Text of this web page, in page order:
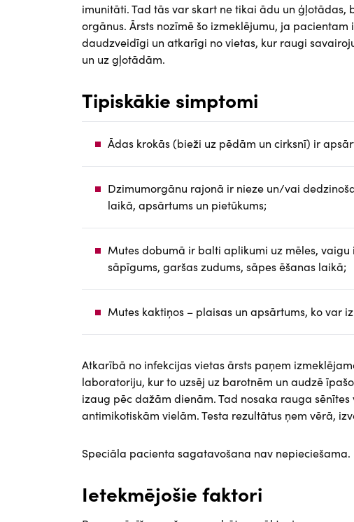
imunitāti. Tad tās var skart ne tikai ādu un ģļotādas,
orgānus. Ārsts nozīmē šo izmeklējumu, ja
daudzveidīgi un atkarīgi no vietas, kur raugi
un uz gļotādām.
Tipiskākie simptomi
Ādas krokās (bieži uz pēdām un cirksnī) ir
Dzimumorgānu rajonā ir nieze un/vai
laikā, apsārtums un pietūkums;
Mutes dobumā ir balti aplikumi uz mēles,
sāpīgums, garšas zudums, sāpes ēšanas laikā;
Mutes kaktiņos – plaisas un apsārtums, ko var
Atkarībā no infekcijas vietas ārsts paņem
laboratoriju, kur to uzsēj uz barotnēm un audzē
izaug pēc dažām dienām. Tad nosaka rauga
antimikotiskām vielām. Testa rezultātus ņem vērā,
Speciāla pacienta sagatavošana nav nepieciešama.
Ietekmējošie faktori